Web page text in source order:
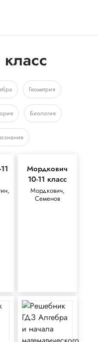
Геометрия
Биология
Мордкович
10-11 класс
Мордкович,
Семенов